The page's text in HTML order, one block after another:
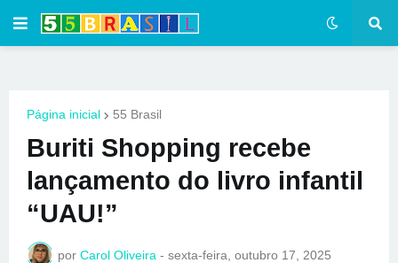
Página inicial 55 Brasil
Buriti Shopping recebe
lançamento do livro infantil
“UAU!”
por Carol Oliveira - sexta-feira, outubro 17, 2025